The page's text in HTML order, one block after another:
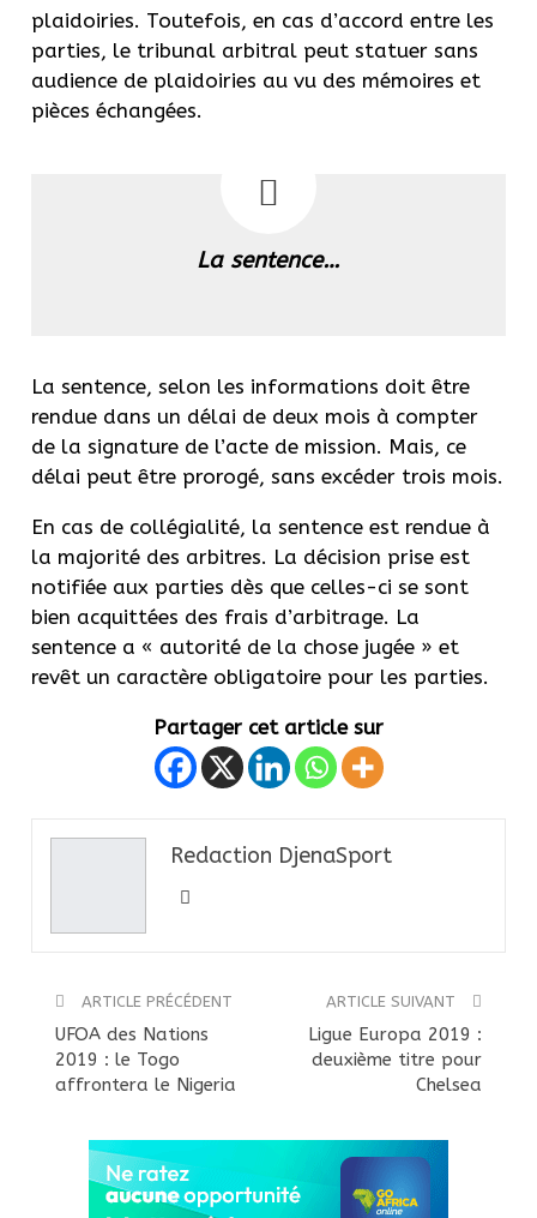
plaidoiries. Toutefois, en cas d’accord entre les
parties, le tribunal arbitral peut statuer sans
audience de plaidoiries au vu des mémoires et
pièces échangées.
La sentence…
La sentence, selon les informations doit être
rendue dans un délai de deux mois à compter
de la signature de l’acte de mission. Mais, ce
délai peut être prorogé, sans excéder trois mois.
En cas de collégialité, la sentence est rendue à
la majorité des arbitres. La décision prise est
notifiée aux parties dès que celles-ci se sont
bien acquittées des frais d’arbitrage. La
sentence a « autorité de la chose jugée » et
revêt un caractère obligatoire pour les parties.
Partager cet article sur
Redaction DjenaSport
ARTICLE PRÉCÉDENT
UFOA des Nations
2019 : le Togo
affrontera le Nigeria
ARTICLE SUIVANT
Ligue Europa 2019 :
deuxième titre pour
Chelsea